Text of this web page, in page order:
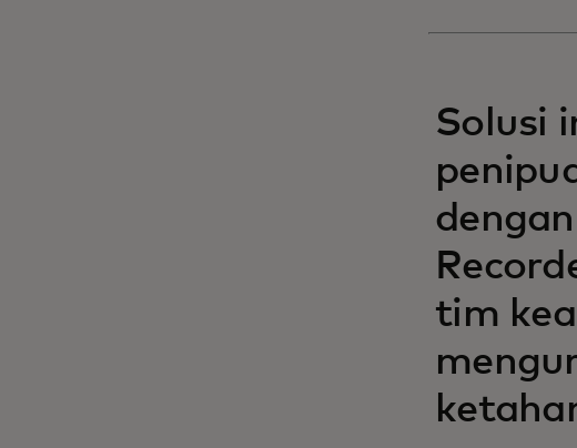
Solusi
tim